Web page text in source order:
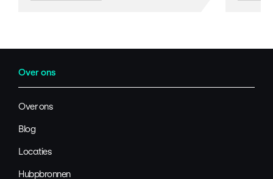
Over ons
Over ons
Blog
Locaties
Hubpbronnen